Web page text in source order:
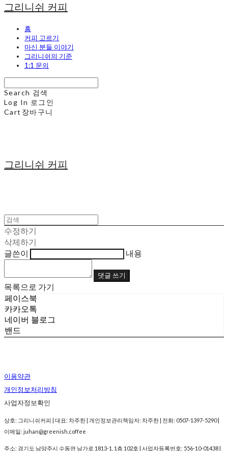
그리니쉬 커피
홈
커피 고르기
마신 분들 이야기
그리니쉬의 기준
1:1 문의
Search 검색
Log In 로그인
Cart 장바구니
그리니쉬 커피
수정하기
삭제하기
글쓴이
내용
댓글 쓰기
목록으로 가기
페이스북
카카오톡
네이버 블로그
밴드
이용약관
개인정보처리방침
사업자정보확인
상호: 그리니쉬커피 | 대표: 차주한 | 개인정보관리책임자: 차주한 | 전화: 0507-1397-5290 |
이메일: juhan@greenish.coffee
주소: 경기도 남양주시 수동면 남가로 1813-1, 1층 102호 | 사업자등록번호: 556-10-01438 |